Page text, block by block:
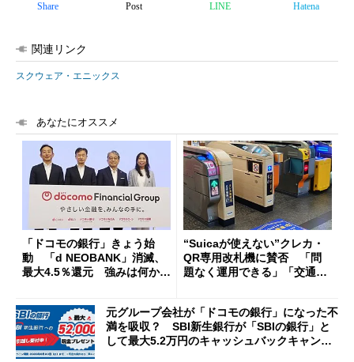
Share Post LINE Hatena
関連リンク
スクウェア・エニックス
あなたにオススメ
「ドコモの銀行」きょう始
動 「d NEOBANK」消滅、
最大4.5％還元 強みは何か解
“Suicaが使えない”クレカ・
QR専用改札機に賛否 「問
題なく運用できる」「交通系I
元グループ会社が「ドコモの銀行」になった不
満を吸収？ SBI新生銀行が「SBIの銀行」と
して最大5.2万円のキャッシュバックキャンペ